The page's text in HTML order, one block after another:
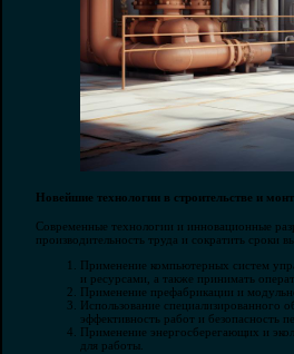
Новейшие технологии в строительстве и
Современные технологии и инновационные
производительность труда и сократить сроки
Применение компьютерных систем
и ресурсами, а также принимать
Применение префабрикации и
Использование
эффективность работ и безопасность
Применение энергосберегающих и
для работы.